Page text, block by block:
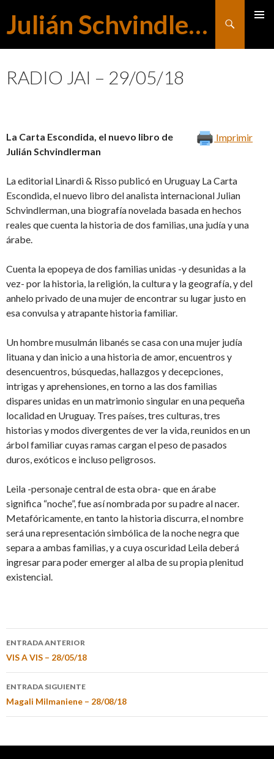
Julián Schvindlerman
Buscar
CONTENIDO
RADIO JAI – 29/05/18
Imprimir
La Carta Escondida, el nuevo libro de
Julián Schvindlerman
La editorial Linardi & Risso publicó en Uruguay La Carta
Escondida, el nuevo libro del analista internacional Julian
Schvindlerman, una biografía novelada basada en hechos
reales que cuenta la historia de dos familias, una judía y una
árabe.
Cuenta la epopeya de dos familias unidas -y desunidas a la
vez- por la historia, la religión, la cultura y la geografía, y del
anhelo privado de una mujer de encontrar su lugar justo en
esa convulsa y atrapante historia familiar.
Un hombre musulmán libanés se casa con una mujer judía
lituana y dan inicio a una historia de amor, encuentros y
desencuentros, búsquedas, hallazgos y decepciones,
intrigas y aprehensiones, en torno a las dos familias
dispares unidas en un matrimonio singular en una pequeña
localidad en Uruguay. Tres países, tres culturas, tres
historias y modos divergentes de ver la vida, reunidos en un
árbol familiar cuyas ramas cargan el peso de pasados
duros, exóticos e incluso peligrosos.
Leila -personaje central de esta obra- que en árabe
significa “noche”, fue así nombrada por su padre al nacer.
Metafóricamente, en tanto la historia discurra, el nombre
será una representación simbólica de la noche negra que
separa a ambas familias, y a cuya oscuridad Leila deberá
ingresar para poder emerger al alba de su propia plenitud
existencial.
ENTRADA ANTERIOR
VIS A VIS – 28/05/18
ENTRADA SIGUIENTE
Magali Milmaniene – 28/08/18